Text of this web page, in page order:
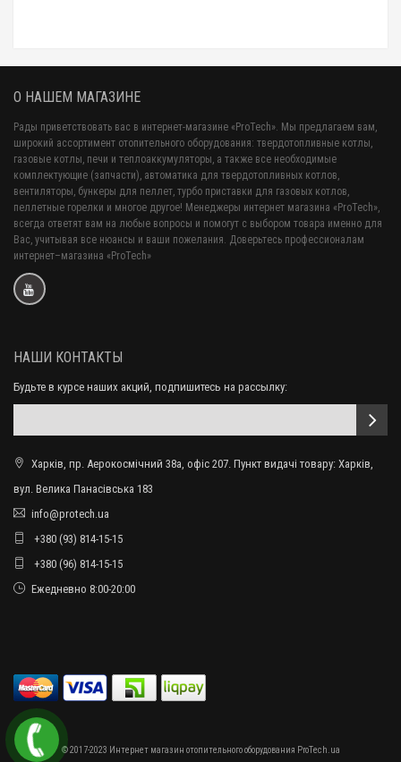
О НАШЕМ МАГАЗИНЕ
Рады приветствовать вас в интернет-магазине «ProTech». Мы предлагаем вам,
широкий ассортимент отопительного оборудования: твердотопливные котлы,
газовые котлы, печи и теплоаккумуляторы, а также все необходимые
комплектующие (запчасти), автоматика для твердотопливных котлов,
вентиляторы, бункеры для пеллет, турбо приставки для газовых котлов,
пеллетные горелки и многое другое! Менеджеры интернет магазина «ProTech»,
всегда ответят вам на любые вопросы и помогут с выбором товара именно для
Вас, учитывая все нюансы и ваши пожелания. Доверьтесь профессионалам
интернет–магазина «ProTech»
НАШИ КОНТАКТЫ
Будьте в курсе наших акций, подпишитесь на рассылку:
Харків, пр. Аерокосмічний 38а, офіс 207. Пункт видачі товару: Харків,
вул. Велика Панасівська 183
info@protech.ua
+380 (93) 814-15-15
+380 (96) 814-15-15
Ежедневно 8:00-20:00
© 2017-2023 Интернет магазин отопительного оборудования ProTech.ua